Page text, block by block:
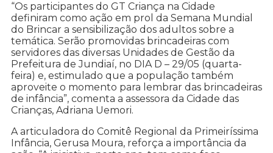
“Os participantes do GT Criança na Cidade
definiram como ação em prol da Semana Mundial
do Brincar a sensibilização dos adultos sobre a
temática. Serão promovidas brincadeiras com
servidores das diversas Unidades de Gestão da
Prefeitura de Jundiaí, no DIA D – 29/05 (quarta-
feira) e, estimulado que a população também
aproveite o momento para lembrar das brincadeiras
de infância”, comenta a assessora da Cidade das
Crianças, Adriana Uemori.
A articuladora do Comitê Regional da Primeiríssima
Infância, Gerusa Moura, reforça a importância da